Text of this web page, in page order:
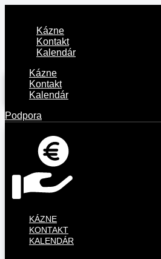
Kázne
Kontakt
Kalendár
Kázne
Kontakt
Kalendár
Podpora
KÁZNE
KONTAKT
KALENDÁR